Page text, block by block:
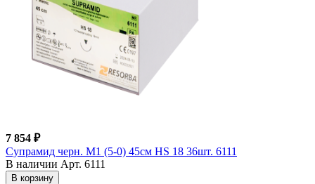
7 854 ₽
Супрамид черн. М1 (5-0) 45см HS 18 36шт. 6111
В наличии Арт. 6111
В корзину